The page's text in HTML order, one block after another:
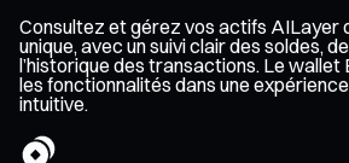
Consultez et gérez vos actifs AILayer
unique, avec un suivi clair des soldes,
l’historique des transactions. Le
les fonctionnalités dans une
intuitive.